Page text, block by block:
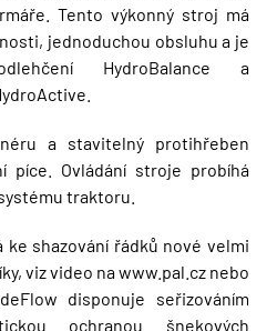
Tento výkonný stroj má
jednoduchou obsluhu a je
HydroBalance a
a stavitelný protihřeben
píce. Ovládání stroje probíhá
traktoru.
ke shazování řádků nové velmi
viz video na www.pal.cz nebo
disponuje seřizováním
ochranou šnekových